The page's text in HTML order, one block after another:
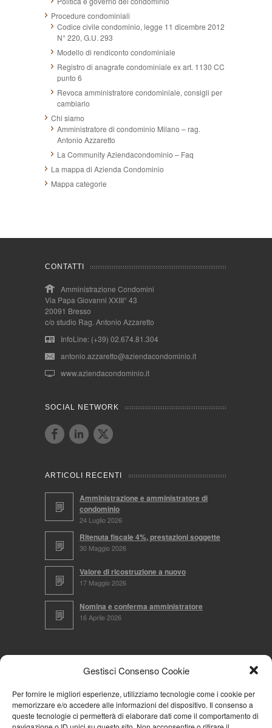
Gestisci Consenso Cookie
Per fornire le migliori esperienze, utilizziamo tecnologie come i cookie per
memorizzare e/o accedere alle informazioni del dispositivo. Il consenso a
queste tecnologie ci permetterà di elaborare dati come il comportamento di
Procedure condominiali
Codice civile condominio, legge 11 dicembre 2012
N° 220, G.U. 293
Modello di rendiconto condominiale
Registro di anagrafe condominiale ex art. 1130 CC
punto 6
Revoca amministratore condominiale, consigli per
cambiarlo
Chi siamo
Amministratore di condominio Milano – rag.
Antonio Azzaretto
La Community Aziendacondominio – Faq
La mappa di Azienda Condominio
Mappa categorie
CONTATTI
Amministrazione Condomini
Via Papa Giovanni XXIII° 43
20091 Bresso
c/o studio Rag. Antonio Azzaretto
InfoLine: (+39) 02.674.81.304
antonio.azzaretto@aziendacondominio.it
www.aziendacondominio.it
SOCIAL NETWORK
ARTICOLI RECENTI
Amministrazione e amministratore di
condominio
24 Luglio 2026
Ritenuta fiscale 4%, prestazioni soggette
30 Maggio 2026
Valore di ricostruzione a nuovo
17 Maggio 2026
Nomina e conferma amministratore
16 Aprile 2026
CERCA NEL SITO
NAVIGA PER